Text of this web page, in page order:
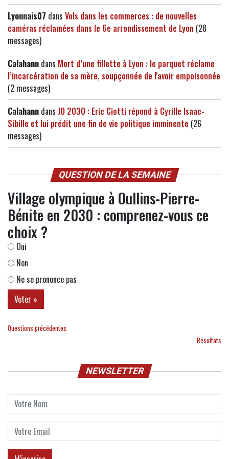
Lyonnais07 dans Vols dans les commerces : de nouvelles
caméras réclamées dans le 6e arrondissement de Lyon (28
messages)
Calahann dans Mort d’une fillette à Lyon : le parquet réclame
l’incarcération de sa mère, soupçonnée de l'avoir empoisonnée
(2 messages)
Calahann dans JO 2030 : Eric Ciotti répond à Cyrille Isaac-
Sibille et lui prédit une fin de vie politique imminente (26
messages)
QUESTION DE LA SEMAINE
Village olympique à Oullins-Pierre-
Bénite en 2030 : comprenez-vous ce
choix ?
Oui
Non
Ne se prononce pas
Questions précédentes
Résultats
NEWSLETTER